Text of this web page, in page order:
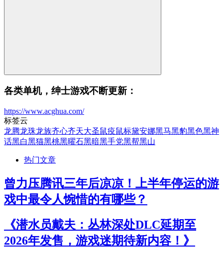
各类单机，绅士游戏不断更新：
https://www.acghua.com/
标签云
龙腾龙珠龙族齐心齐天大圣鼠疫鼠标黛安娜黑马黑豹黑色黑神
话黑白黑猫黑桃黑曜石黑暗黑手党黑帮黑山
热门文章
曾力压腾讯三年后凉凉！上半年停运的游
戏中最令人惋惜的有哪些？
《潜水员戴夫：丛林深处DLC延期至
2026年发售，游戏迷期待新内容！》